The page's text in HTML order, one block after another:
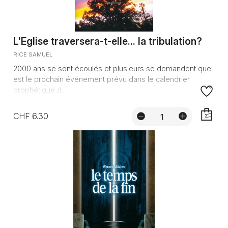
L'Eglise traversera-t-elle... la tribulation?
RICE SAMUEL
2000 ans se sont écoulés et plusieurs se demandent quel
est le prochain événement prévu dans le calendrier
prophétique d...
CHF 6.30